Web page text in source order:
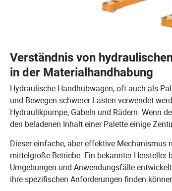
Verständnis von
in der Materialhandhabung
Hydraulische Handhubwagen, oft auch als
und Bewegen schwerer Lasten verwendet
Hydraulikpumpe, Gabeln und Rädern. Wenn
den beladenen Inhalt einer Palette einige
Dieser einfache, aber effektive
mittelgroße Betriebe. Ein bekannter
Umgebungen und Anwendungsfälle
ihre spezifischen Anforderungen finden